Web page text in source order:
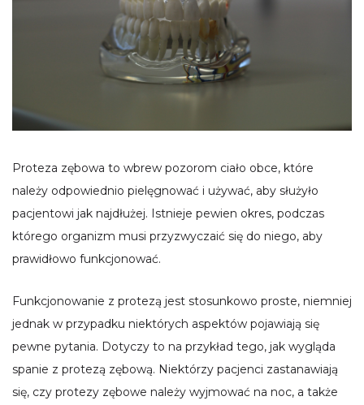
Proteza zębowa to wbrew pozorom ciało obce, które
należy odpowiednio pielęgnować i używać, aby służyło
pacjentowi jak najdłużej. Istnieje pewien okres, podczas
którego organizm musi przyzwyczaić się do niego, aby
prawidłowo funkcjonować.
Funkcjonowanie z protezą jest stosunkowo proste, niemniej
jednak w przypadku niektórych aspektów pojawiają się
pewne pytania. Dotyczy to na przykład tego, jak wygląda
spanie z protezą zębową. Niektórzy pacjenci zastanawiają
się, czy protezy zębowe należy wyjmować na noc, a także